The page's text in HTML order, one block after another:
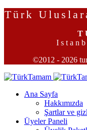
Türk
T
I s t a n
©2012 - 2026
Ana Sayfa
Hakkımızda
Şartlar ve
Üyeler Paneli